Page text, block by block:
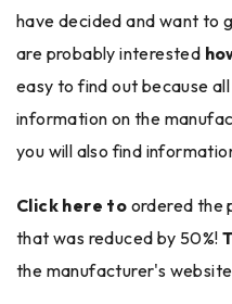
have decided and want to
are probably interested
easy to find out because
information on the
you will also find
Click here to ordered the
that was reduced by 50%!
the manufacturer's